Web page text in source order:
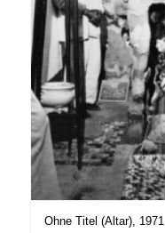
Ohne Titel (Altar), 1971